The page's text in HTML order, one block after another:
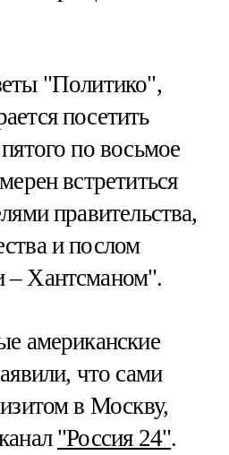
"Политико",
посетить
по восьмое
встретиться
правительства,
и послом
Хантсманом".
американские
что сами
в Москву,
"Россия 24".